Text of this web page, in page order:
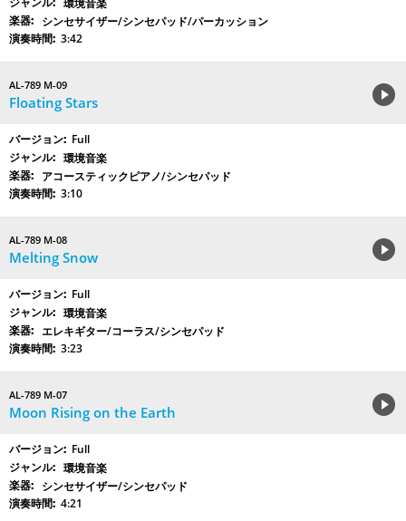
環境音楽
シンセサイザー/シンセパッド/パーカッション
3:42
AL-789 M-09
Floating Stars
Full
環境音楽
アコースティックピアノ/シンセパッド
3:10
AL-789 M-08
Melting Snow
Full
環境音楽
エレキギター/コーラス/シンセパッド
3:23
AL-789 M-07
Moon Rising on the Earth
Full
環境音楽
シンセサイザー/シンセパッド
4:21